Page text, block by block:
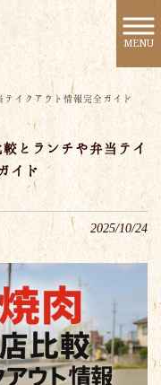
MENU
イクアウト情報完全ガイド
とランチや弁当テイ
イド
2025/10/24